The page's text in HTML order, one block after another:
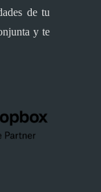
de tu
y te